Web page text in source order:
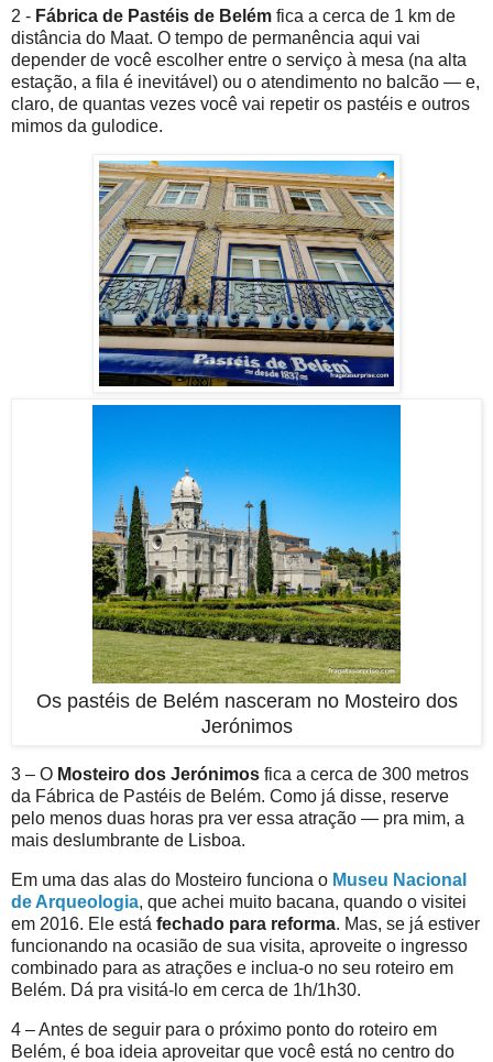
2 - Fábrica de Pastéis de Belém fica a cerca de 1 km de
distância do Maat. O tempo de permanência aqui vai
depender de você escolher entre o serviço à mesa (na alta
estação, a fila é inevitável) ou o atendimento no balcão — e,
claro, de quantas vezes você vai repetir os pastéis e outros
mimos da gulodice.
Os pastéis de Belém nasceram no Mosteiro dos
Jerónimos
3 – O Mosteiro dos Jerónimos fica a cerca de 300 metros
da Fábrica de Pastéis de Belém. Como já disse, reserve
pelo menos duas horas pra ver essa atração — pra mim, a
mais deslumbrante de Lisboa.
Em uma das alas do Mosteiro funciona o Museu Nacional
de Arqueologia, que achei muito bacana, quando o visitei
em 2016. Ele está fechado para reforma. Mas, se já estiver
funcionando na ocasião de sua visita, aproveite o ingresso
combinado para as atrações e inclua-o no seu roteiro em
Belém. Dá pra visitá-lo em cerca de 1h/1h30.
4 – Antes de seguir para o próximo ponto do roteiro em
Belém, é boa ideia aproveitar que você está no centro do